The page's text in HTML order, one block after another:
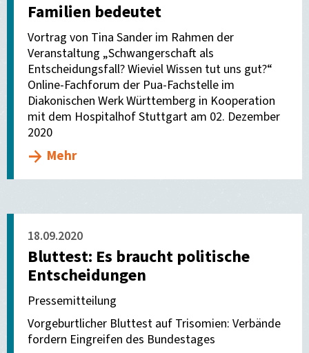
Familien bedeutet
Vortrag von Tina Sander im Rahmen der
Veranstaltung „Schwangerschaft als
Entscheidungsfall? Wieviel Wissen tut uns gut?“
Online-Fachforum der Pua-Fachstelle im
Diakonischen Werk Württemberg in Kooperation
mit dem Hospitalhof Stuttgart am 02. Dezember
2020
Mehr
18.09.2020
Bluttest: Es braucht politische
Entscheidungen
Pressemitteilung
Vorgeburtlicher Bluttest auf Trisomien: Verbände
fordern Eingreifen des Bundestages